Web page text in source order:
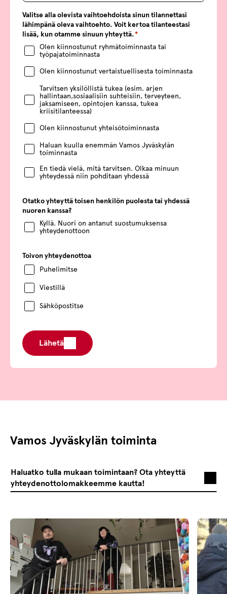
Valitse alla olevista vaihtoehdoista sinun tilannettasi
lähimpänä oleva vaihtoehto. Voit kertoa tilanteestasi
lisää, kun otamme sinuun yhteyttä.*
Olen kiinnostunut ryhmätoiminnasta tai
työpajatoiminnasta
Olen kiinnostunut vertaistuellisesta toiminnasta
Tarvitsen yksilöllistä tukea (esim. arjen
hallintaan,sosiaalisiin suhteisiin, terveyteen,
jaksamiseen, opintojen kanssa, tukea
kriisitilanteessa)
Olen kiinnostunut yhteisötoiminnasta
Haluan kuulla enemmän Vamos Jyväskylän
toiminnasta
En tiedä vielä, mitä tarvitsen. Olkaa minuun
yhteydessä niin pohditaan yhdessä
Otatko yhteyttä toisen henkilön puolesta tai yhdessä
nuoren kanssa?
Kyllä. Nuori on antanut suostumuksensa
yhteydenottoon
Toivon yhteydenottoa
Puhelimitse
Viestillä
Sähköpostitse
Lähetä
Vamos Jyväskylän toiminta
Haluatko tulla mukaan toimintaan? Ota yhteyttä
yhteydenottolomakkeemme kautta!